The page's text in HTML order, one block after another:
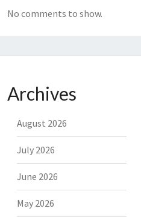
No comments to show.
Archives
August 2026
July 2026
June 2026
May 2026